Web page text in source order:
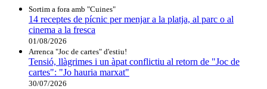
Sortim a fora amb "Cuines"
14 receptes de pícnic per menjar a la platja, al parc o al
cinema a la fresca
01/08/2026
Arrenca "Joc de cartes" d'estiu!
Tensió, llàgrimes i un àpat conflictiu al retorn de "Joc de
cartes": "Jo hauria marxat"
30/07/2026